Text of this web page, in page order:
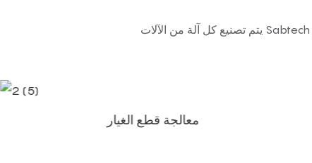
يتم تصنيع كل آلة من الآلات Sabtech من خلال عمليات تصنيع دقيقة وتجميع احترافي واختبار منهجي لضمان الأداء المستقر والتشغيل الموثوق به قبل
معالجة قطع الغيار